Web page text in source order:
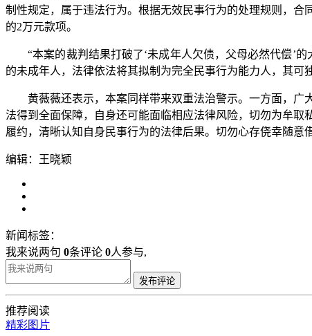
制性规定，属于违法行为。根据无效民事行为的处理规则，
的2万元款项。
“本案的裁判结果打破了‘未成年人欠债，父母必然代偿’的
的未成年人，法律依法将其拟制为完全民事行为能力人，其可
黄薇薇还表示，本案同样带来双重法治警示。一方面，广
法得到全面保障，自身还可能面临相应法律风险，切勿为牟
履约，清晰认知自身民事行为的法律后果。切勿心存侥幸随意
编辑：王晓颖
新闻标签：
我来说两句 0条评论 0人参与,
发布评论
推荐阅读